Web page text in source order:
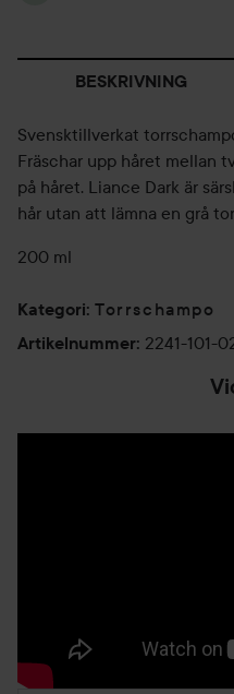
BESKRIVNING
Svensktillverkat
Fräschar upp håret mellan
på håret. Liance Dark är
hår utan att lämna en grå
200 ml
Kategori: Torrschampo
Artikelnummer: 2241-101-